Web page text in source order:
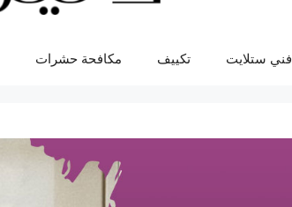
فني ستلايت تكييف مكافحة حشرات